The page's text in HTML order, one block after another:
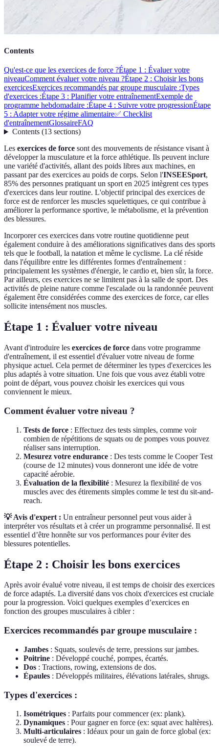
Contents
Qu'est-ce que les exercices de force ?Étape 1 : Évaluer votre
niveauComment évaluer votre niveau ?Étape 2 : Choisir les bons
exercicesExercices recommandés par groupe musculaire :Types
d'exercices :Étape 3 : Planifier votre entraînementExemple de
programme hebdomadaire :Étape 4 : Suivre votre progressionÉtape
5 : Adapter votre régime alimentaire✅ Checklist
d'entraînementGlossaireFAQ
Contents(13 sections)
Les exercices de force sont des mouvements de résistance visant à
développer la musculature et la force athlétique. Ils peuvent inclure
une variété d'activités, allant des poids libres aux machines, en
passant par des exercices au poids de corps. Selon l'INSEESport,
85% des personnes pratiquant un sport en 2025 intègrent ces types
d'exercices dans leur routine. L'objectif principal des exercices de
force est de renforcer les muscles squelettiques, ce qui contribue à
améliorer la performance sportive, le métabolisme, et la prévention
des blessures.
Incorporer ces exercices dans votre routine quotidienne peut
également conduire à des améliorations significatives dans des sports
tels que le football, la natation et même le cyclisme. La clé réside
dans l'équilibre entre les différentes formes d'entraînement :
principalement les systèmes d'énergie, le cardio et, bien sûr, la force.
Par ailleurs, ces exercices ne se limitent pas à la salle de sport. Des
activités de pleine nature comme l'escalade ou la randonnée peuvent
également être considérées comme des exercices de force, car elles
sollicite intensément nos muscles.
Étape 1 : Évaluer votre niveau
Avant d'introduire les exercices de force dans votre programme
d'entraînement, il est essentiel d'évaluer votre niveau de forme
physique actuel. Cela permet de déterminer les types d'exercices les
plus adaptés à votre situation. Une fois que vous avez établi votre
point de départ, vous pouvez choisir les exercices qui vous
conviennent le mieux.
Comment évaluer votre niveau ?
Tests de force : Effectuez des tests simples, comme voir
combien de répétitions de squats ou de pompes vous pouvez
réaliser sans interruption.
Mesurez votre endurance : Des tests comme le Cooper Test
(course de 12 minutes) vous donneront une idée de votre
capacité aérobie.
Évaluation de la flexibilité : Mesurez la flexibilité de vos
muscles avec des étirements simples comme le test du sit-and-
reach.
💡 Avis d'expert : Un entraîneur personnel peut vous aider à
interpréter vos résultats et à créer un programme personnalisé. Il est
essentiel d’être honnête sur vos performances pour éviter des
blessures potentielles.
Étape 2 : Choisir les bons exercices
Après avoir évalué votre niveau, il est temps de choisir des exercices
de force adaptés. La diversité dans vos choix d'exercices est cruciale
pour la progression. Voici quelques exemples d’exercices en
fonction des groupes musculaires à cibler :
Exercices recommandés par groupe musculaire :
Jambes : Squats, soulevés de terre, pressions sur jambes.
Poitrine : Développé couché, pompes, écartés.
Dos : Tractions, rowing, extensions de dos.
Épaules : Développés militaires, élévations latérales, shrugs.
Types d'exercices :
Isométriques : Parfaits pour commencer (ex: plank).
Dynamiques : Pour gagner en force (ex: squat avec haltères).
Multi-articulaires : Idéaux pour un gain de force global (ex:
soulevé de terre).